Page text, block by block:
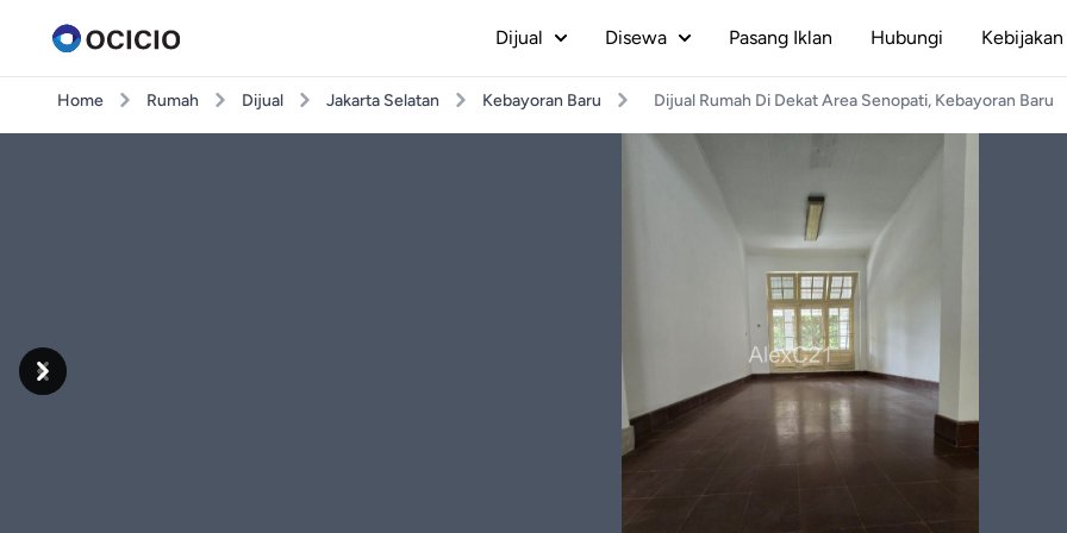
Dijual Disewa Pasang Iklan Hubungi
Home Rumah Dijual Jakarta Selatan Kebayoran Baru Dijual Rumah Di Dekat Area Senopati, Kebayoran Baru
Previous
Next